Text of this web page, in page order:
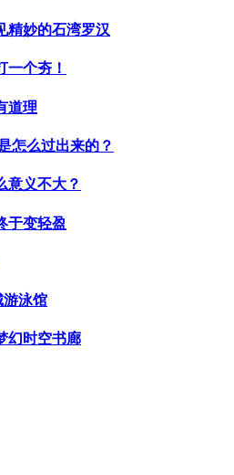
精妙的石湾罗汉
一个夯！
道理
怎么过出来的？
意义不大？
于变轻盈
游泳馆
幻时空书廊